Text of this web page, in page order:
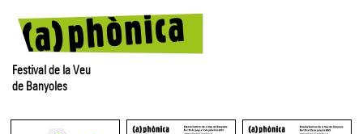
Festival de la Veu
de Banyoles